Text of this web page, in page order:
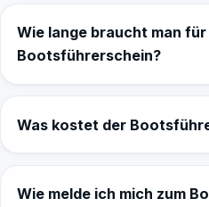
Wie lange braucht man für
Bootsführerschein?
Was kostet der
Wie melde ich mich zum